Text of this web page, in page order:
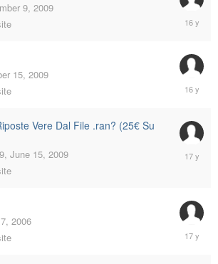
9, 2009
9,
15, 2009
15,
Vere Dal File .ran? (25€ Su
, June 15, 2009
June
15,
2006
June
2,